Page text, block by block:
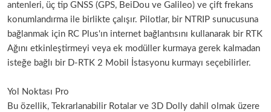
antenleri, üç tip GNSS (GPS, BeiDou ve Galileo) ve çift frekans
konumlandırma ile birlikte çalışır. Pilotlar, bir NTRIP sunucusuna
bağlanmak için RC Plus'ın internet bağlantısını kullanarak bir RTK
Ağını etkinleştirmeyi veya ek modüller kurmaya gerek kalmadan
isteğe bağlı bir D-RTK 2 Mobil İstasyonu kurmayı seçebilirler.
Yol Noktası Pro
Bu özellik, Tekrarlanabilir Rotalar ve 3D Dolly dahil olmak üzere